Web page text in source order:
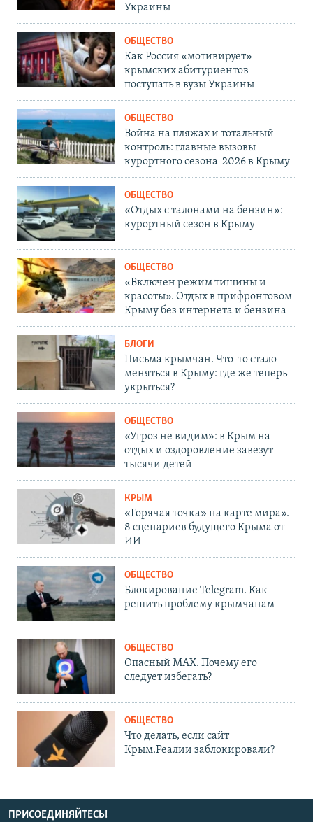
Украины
ОБЩЕСТВО
Как Россия «мотивирует»
крымских абитуриентов
поступать в вузы Украины
ОБЩЕСТВО
Война на пляжах и тотальный
контроль: главные вызовы
курортного сезона-2026 в Крыму
ОБЩЕСТВО
«Отдых с талонами на бензин»:
курортный сезон в Крыму
ОБЩЕСТВО
«Включен режим тишины и
красоты». Отдых в прифронтовом
Крыму без интернета и бензина
БЛОГИ
Письма крымчан. Что-то стало
меняться в Крыму: где же теперь
укрыться?
ОБЩЕСТВО
«Угроз не видим»: в Крым на
отдых и оздоровление завезут
тысячи детей
КРЫМ
«Горячая точка» на карте мира».
8 сценариев будущего Крыма от
ИИ
ОБЩЕСТВО
Блокирование Telegram. Как
решить проблему крымчанам
ОБЩЕСТВО
Опасный MAX. Почему его
следует избегать?
ОБЩЕСТВО
Что делать, если сайт
Крым.Реалии заблокировали?
ПРИСОЕДИНЯЙТЕСЬ!